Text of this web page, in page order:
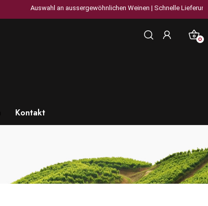
Auswahl an aussergewöhnlichen Weinen | Schnelle Lieferung in
0
Kontakt